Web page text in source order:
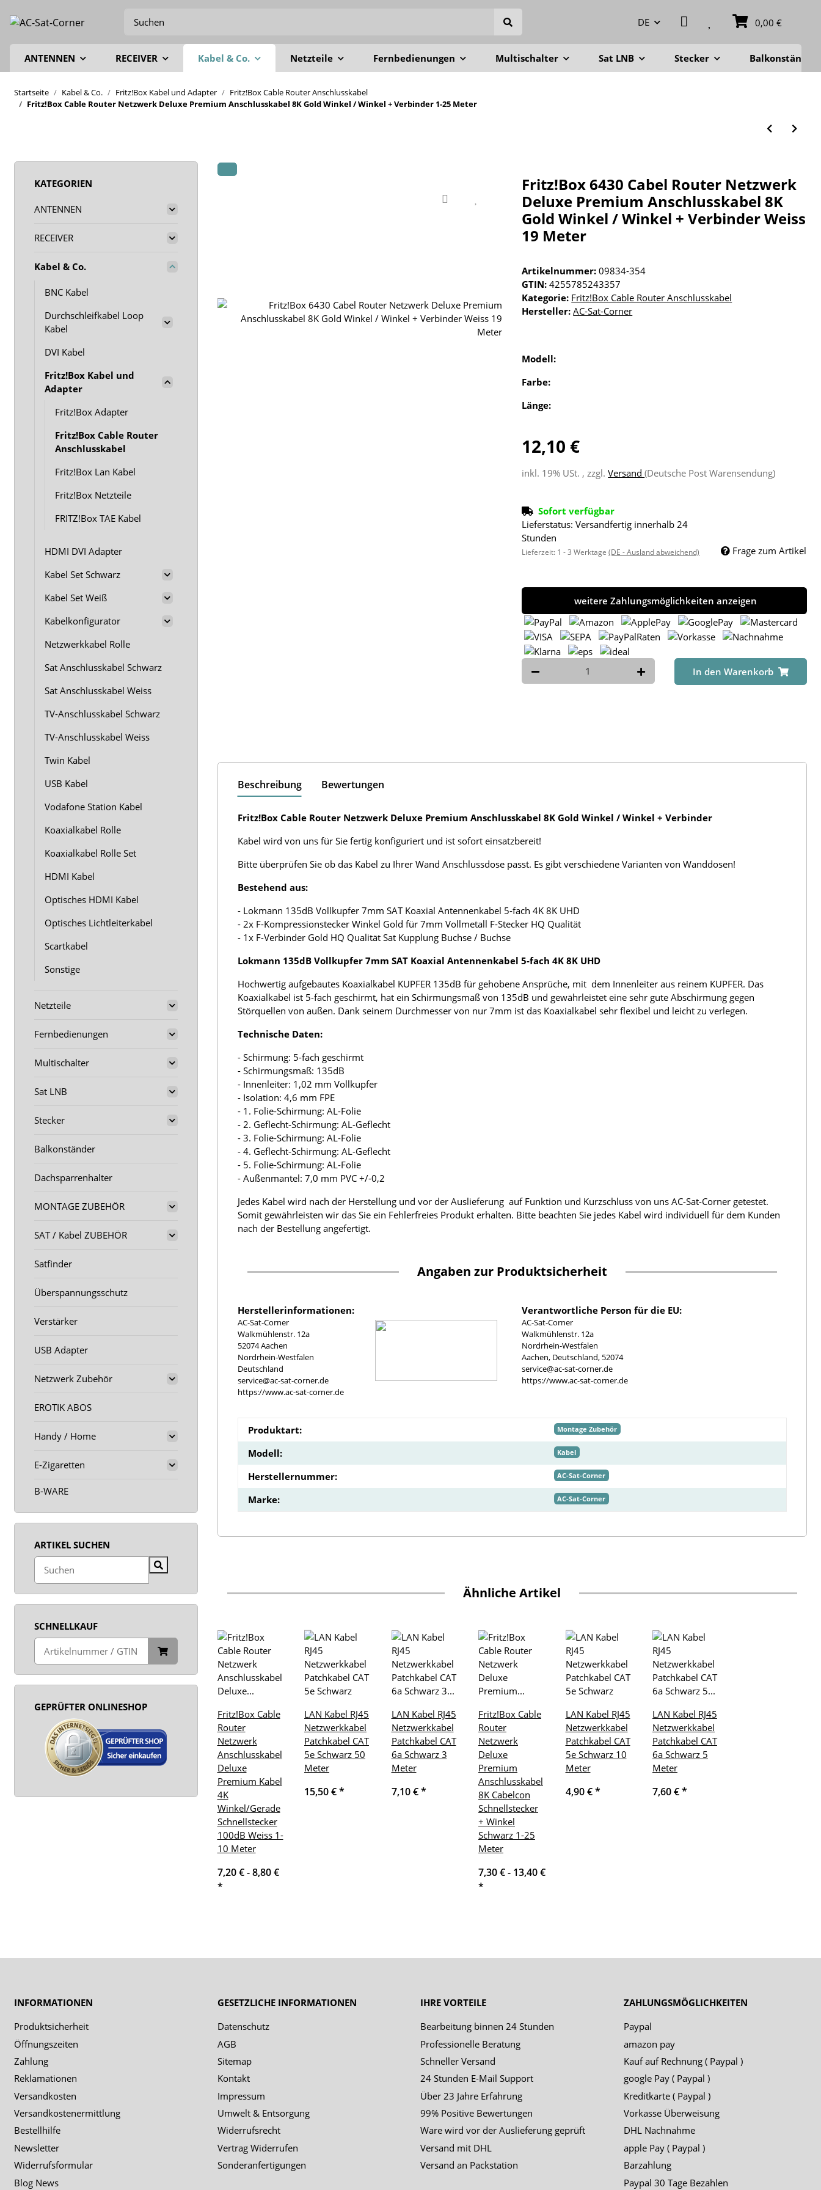
DE 0,00 €
ANTENNEN RECEIVER Kabel & Co. Netzteile Fernbedienungen Multischalter Sat LNB Stecker Balkonständer
Startseite Kabel & Co. Fritz!Box Kabel und Adapter
Fritz!Box Cable Router Anschlusskabel
Fritz!Box Cable Router Netzwerk Deluxe Premium Anschlusskabel 8K Gold Winkel / Winkel + Verbinder 1-25 Meter
Fritz!Box 6430 Cabel Router Netzwerk
Deluxe Premium Anschlusskabel 8K
Gold Winkel / Winkel + Verbinder Weiss
19 Meter
Artikelnummer:09834-354
GTIN: 4255785243357
Kategorie: Fritz!Box Cable Router Anschlusskabel
Hersteller: AC-Sat-Corner
Modell:
Farbe:
Länge:
12,10 €
inkl. 19% USt. , zzgl.Versand(Deutsche Post Warensendung)
Sofort verfügbar
Lieferstatus: Versandfertig innerhalb 24
Stunden
Lieferzeit: 1 - 3 Werktage(DE - Ausland abweichend) Frage zum Artikel
weitere Zahlungsmöglichkeiten anzeigen
In den Warenkorb
Beschreibung Bewertungen
Fritz!Box Cable Router Netzwerk Deluxe Premium Anschlusskabel 8K Gold Winkel / Winkel + Verbinder
Kabel wird von uns für Sie fertig konfiguriert und ist sofort einsatzbereit!
Bitte überprüfen Sie ob das Kabel zu Ihrer Wand Anschlussdose passt. Es gibt verschiedene Varianten von Wanddosen!
Bestehend aus:
- Lokmann 135dB Vollkupfer 7mm SAT Koaxial Antennenkabel 5-fach 4K 8K UHD
- 2x F-Kompressionstecker Winkel Gold für 7mm Vollmetall F-Stecker HQ Qualität
- 1x F-Verbinder Gold HQ Qualität Sat Kupplung Buchse / Buchse
Lokmann 135dB Vollkupfer 7mm SAT Koaxial Antennenkabel 5-fach 4K 8K UHD
Hochwertig aufgebautes Koaxialkabel KUPFER 135dB für gehobene Ansprüche, mit dem Innenleiter aus reinem KUPFER. Das
Koaxialkabel ist 5-fach geschirmt, hat ein Schirmungsmaß von 135dB und gewährleistet eine sehr gute Abschirmung gegen
Störquellen von außen. Dank seinem Durchmesser von nur 7mm ist das Koaxialkabel sehr flexibel und leicht zu verlegen.
Technische Daten:
- Schirmung: 5-fach geschirmt
- Schirmungsmaß: 135dB
- Innenleiter: 1,02 mm Vollkupfer
- Isolation: 4,6 mm FPE
- 1. Folie-Schirmung: AL-Folie
- 2. Geflecht-Schirmung: AL-Geflecht
- 3. Folie-Schirmung: AL-Folie
- 4. Geflecht-Schirmung: AL-Geflecht
- 5. Folie-Schirmung: AL-Folie
- Außenmantel: 7,0 mm PVC +/-0,2
Jedes Kabel wird nach der Herstellung und vor der Auslieferung auf Funktion und Kurzschluss von uns AC-Sat-Corner getestet.
Somit gewährleisten wir das Sie ein Fehlerfreies Produkt erhalten. Bitte beachten Sie jedes Kabel wird individuell für dem Kunden
nach der Bestellung angefertigt.
Angaben zur Produktsicherheit
Herstellerinformationen:
AC-Sat-Corner
Walkmühlenstr. 12a
52074 Aachen
Nordrhein-Westfalen
Deutschland
service@ac-sat-corner.de
https://www.ac-sat-corner.de
Verantwortliche Person für die EU:
AC-Sat-Corner
Walkmühlenstr. 12a
Nordrhein-Westfalen
Aachen, Deutschland, 52074
service@ac-sat-corner.de
https://www.ac-sat-corner.de
Produktart: Montage Zubehör
Modell: Kabel
Herstellernummer: AC-Sat-Corner
Marke: AC-Sat-Corner
Ähnliche Artikel
Fritz!Box Cable
Router
Netzwerk
Anschlusskabel
Deluxe
Premium Kabel
4K
Winkel/Gerade
Schnellstecker
100dB Weiss 1-
10 Meter
7,20 € -8,80 €
*
LAN Kabel RJ45
Netzwerkkabel
Patchkabel CAT
5e Schwarz 50
Meter
15,50 €*
LAN Kabel RJ45
Netzwerkkabel
Patchkabel CAT
6a Schwarz 3
Meter
7,10 €*
Fritz!Box Cable
Router
Netzwerk
Deluxe
Premium
Anschlusskabel
8K Cabelcon
Schnellstecker
+ Winkel
Schwarz 1-25
Meter
7,30 € - 13,40 €
*
LAN Kabel RJ45
Netzwerkkabel
Patchkabel CAT
5e Schwarz 10
Meter
4,90 €*
LAN Kabel RJ45
Netzwerkkabel
Patchkabel CAT
6a Schwarz 5
Meter
7,60 €*
KATEGORIEN
ANTENNEN
RECEIVER
Kabel & Co.
BNC Kabel
Durchschleifkabel Loop
Kabel
DVI Kabel
Fritz!Box Kabel und
Adapter
Fritz!Box Adapter
Fritz!Box Cable Router
Anschlusskabel
Fritz!Box Lan Kabel
Fritz!Box Netzteile
FRITZ!Box TAE Kabel
HDMI DVI Adapter
Kabel Set Schwarz
Kabel Set Weiß
Kabelkonfigurator
Netzwerkkabel Rolle
Sat Anschlusskabel Schwarz
Sat Anschlusskabel Weiss
TV-Anschlusskabel Schwarz
TV-Anschlusskabel Weiss
Twin Kabel
USB Kabel
Vodafone Station Kabel
Koaxialkabel Rolle
Koaxialkabel Rolle Set
HDMI Kabel
Optisches HDMI Kabel
Optisches Lichtleiterkabel
Scartkabel
Sonstige
Netzteile
Fernbedienungen
Multischalter
Sat LNB
Stecker
Balkonständer
Dachsparrenhalter
MONTAGE ZUBEHÖR
SAT / Kabel ZUBEHÖR
Satfinder
Überspannungsschutz
Verstärker
USB Adapter
Netzwerk Zubehör
EROTIK ABOS
Handy / Home
E-Zigaretten
B-WARE
ARTIKEL SUCHEN
SCHNELLKAUF
GEPRÜFTER ONLINESHOP
INFORMATIONEN
Produktsicherheit
Öffnungszeiten
Zahlung
Reklamationen
Versandkosten
Versandkostenermittlung
Bestellhilfe
Newsletter
Widerrufsformular
Blog News
GESETZLICHE INFORMATIONEN
Datenschutz
AGB
Sitemap
Kontakt
Impressum
Umwelt & Entsorgung
Widerrufsrecht
Vertrag Widerrufen
Sonderanfertigungen
IHRE VORTEILE
Bearbeitung binnen 24 Stunden
Professionelle Beratung
Schneller Versand
24 Stunden E-Mail Support
Über 23 Jahre Erfahrung
99% Positive Bewertungen
Ware wird vor der Auslieferung geprüft
Versand mit DHL
Versand an Packstation
ZAHLUNGSMÖGLICHKEITEN
Paypal
amazon pay
Kauf auf Rechnung ( Paypal )
google Pay ( Paypal )
Kreditkarte ( Paypal )
Vorkasse Überweisung
DHL Nachnahme
apple Pay ( Paypal )
Barzahlung
Paypal 30 Tage Bezahlen